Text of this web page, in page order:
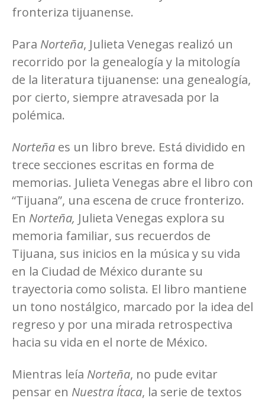
fronteriza tijuanense.
Para Norteña, Julieta Venegas realizó un
recorrido por la genealogía y la mitología
de la literatura tijuanense: una genealogía,
por cierto, siempre atravesada por la
polémica.
Norteña es un libro breve. Está dividido en
trece secciones escritas en forma de
memorias. Julieta Venegas abre el libro con
“Tijuana”, una escena de cruce fronterizo.
En Norteña, Julieta Venegas explora su
memoria familiar, sus recuerdos de
Tijuana, sus inicios en la música y su vida
en la Ciudad de México durante su
trayectoria como solista. El libro mantiene
un tono nostálgico, marcado por la idea del
regreso y por una mirada retrospectiva
hacia su vida en el norte de México.
Mientras leía Norteña, no pude evitar
pensar en Nuestra Ítaca, la serie de textos